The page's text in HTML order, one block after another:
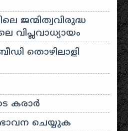
ജന്മിത്വവിരുദ്ധ
വിപ്ലവാധ്യായം
തൊഴിലാളി
കരാർ
ചെയ്യുക